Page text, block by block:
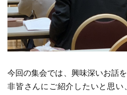
今回の集会では、興味深いお話を
非皆さんにご紹介したいと思い